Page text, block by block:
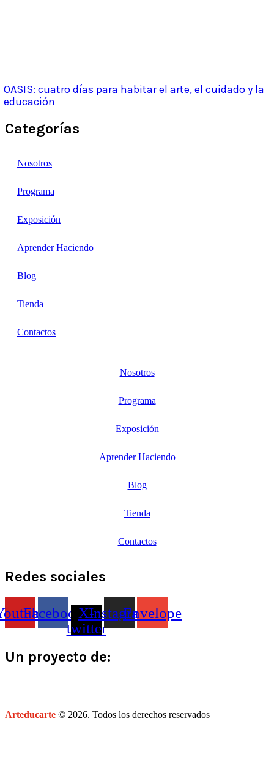
OASIS: cuatro días para habitar el arte, el cuidado y la
educación
Categorías
Nosotros
Programa
Exposición
Aprender Haciendo
Blog
Tienda
Contactos
Nosotros
Programa
Exposición
Aprender Haciendo
Blog
Tienda
Contactos
Redes sociales
FacebookX-
twitter
InstagramEnvelope
Un proyecto de:
Arteducarte © 2026. Todos los derechos reservados